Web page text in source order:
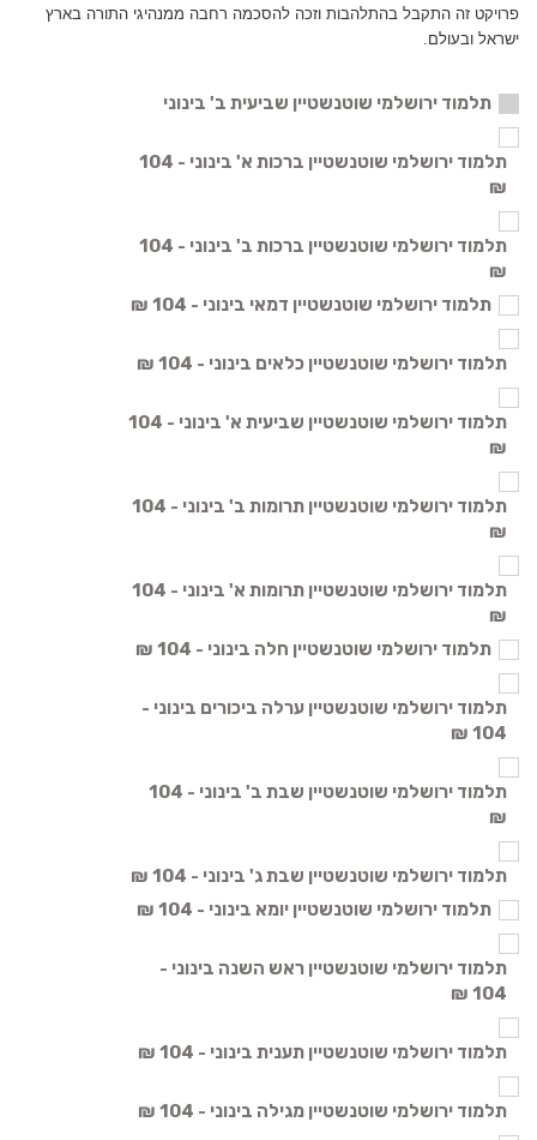
פרויקט זה התקבל בהתלהבות וזכה להסכמה רחבה ממנהיגי התורה בארץ
ישראל ובעולם.
תלמוד ירושלמי שוטנשטיין שביעית ב' בינוני
תלמוד ירושלמי שוטנשטיין ברכות א' בינוני - 104
₪
תלמוד ירושלמי שוטנשטיין ברכות ב' בינוני - 104
₪
תלמוד ירושלמי שוטנשטיין דמאי בינוני - 104 ₪
תלמוד ירושלמי שוטנשטיין כלאים בינוני - 104 ₪
תלמוד ירושלמי שוטנשטיין שביעית א' בינוני - 104
₪
תלמוד ירושלמי שוטנשטיין תרומות ב' בינוני - 104
₪
תלמוד ירושלמי שוטנשטיין תרומות א' בינוני - 104
₪
תלמוד ירושלמי שוטנשטיין חלה בינוני - 104 ₪
תלמוד ירושלמי שוטנשטיין ערלה ביכורים בינוני -
104 ₪
תלמוד ירושלמי שוטנשטיין שבת ב' בינוני - 104
₪
תלמוד ירושלמי שוטנשטיין שבת ג' בינוני - 104 ₪
תלמוד ירושלמי שוטנשטיין יומא בינוני - 104 ₪
תלמוד ירושלמי שוטנשטיין ראש השנה בינוני -
104 ₪
תלמוד ירושלמי שוטנשטיין תענית בינוני - 104 ₪
תלמוד ירושלמי שוטנשטיין מגילה בינוני - 104 ₪